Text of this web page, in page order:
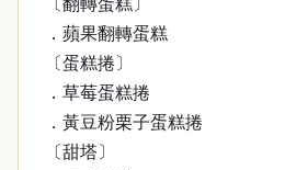
〔翻轉蛋糕〕
．蘋果翻轉蛋糕
〔蛋糕捲〕
．草莓蛋糕捲
．黃豆粉栗子蛋糕捲
〔甜塔〕